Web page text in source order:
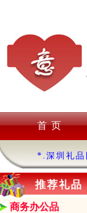
首 页
*.深圳礼
推荐礼品
商务办公品